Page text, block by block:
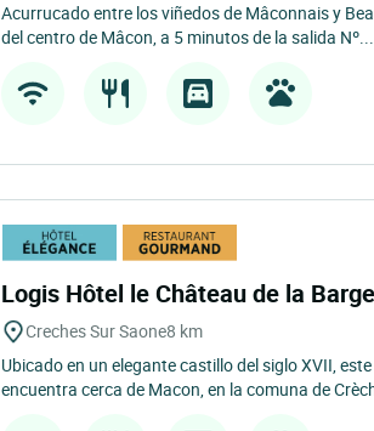
Acurrucado entre los viñedos de Mâconnais y
del centro de Mâcon, a 5 minutos de la salida Nº...
Logis Hôtel le Château de la
Creches Sur Saone8 km
Ubicado en un elegante castillo del siglo XVII,
encuentra cerca de Macon, en la comuna de